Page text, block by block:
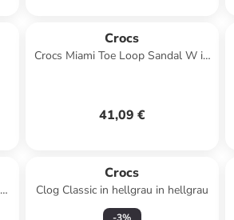
Crocs
Crocs Miami Toe Loop Sandal W in
41,09 €
Crocs
Clog Classic in hellgrau in hellgrau